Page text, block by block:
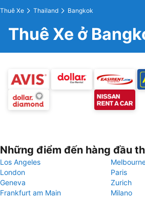
Thuê Xe Thailand Bangkok
Thuê Xe ở
Những điểm đến hàng đầu
Los Angeles
London
Paris
Geneva
Zurich
Frankfurt am Main
Milano